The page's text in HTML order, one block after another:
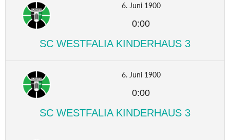
6. Juni 1900
0:00
SC WESTFALIA KINDERHAUS 3
6. Juni 1900
0:00
SC WESTFALIA KINDERHAUS 3